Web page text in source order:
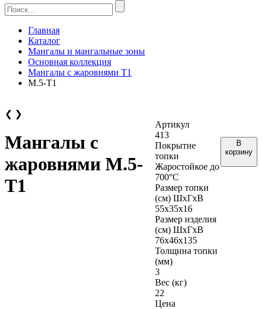
Главная
Каталог
Мангалы и мангальные зоны
Основная коллекция
Мангалы с жаровнями Т1
М.5-Т1
❮ ❯
Мангалы с
жаровнями М.5-
Т1
Артикул
413
Покрытие
топки
Жаростойкое до
700°С
Размер топки
(см) ШхГхВ
55х35х16
Размер изделия
(см) ШхГхВ
76х46х135
Толщина топки
(мм)
3
Вес (кг)
22
Цена
В
корзину